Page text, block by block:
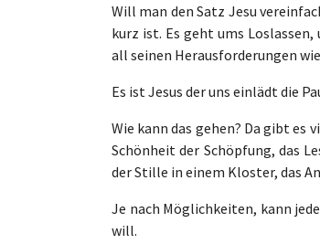
Will man den Satz Jesu
kurz ist. Es geht ums
all seinen Herausforderungen
Es ist Jesus der uns einlädt die
Wie kann das gehen? Da gibt es
Schönheit der Schöpfung, das
der Stille in einem Kloster, das
Je nach Möglichkeiten, kann
will.